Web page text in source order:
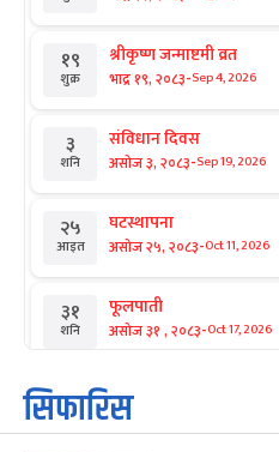
१९
शुक्र
श्रीकृष्ण जन्माष्टमी व्रत
भाद्र १९, २०८३-Sep 4, 2026
३
शनि
संविधान दिवस
असोज ३, २०८३-Sep 19, 2026
२५
आइत
घटस्थापना
असोज २५, २०८३-Oct 11, 2026
३१
शनि
फूलपाती
असोज ३१ , २०८३-Oct 17, 2026
१
आइत
कार्तिक सङ्क्रान्ति
कार्तिक १, २०८३
सिफारिस